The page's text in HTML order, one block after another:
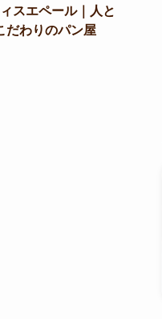
スエペール｜人と
だわりのパン屋